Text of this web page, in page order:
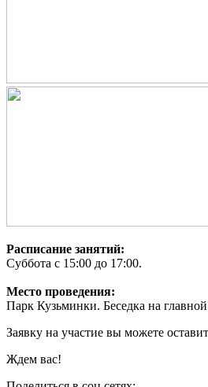
Расписание занятий:
Суббота с 15:00 до 17:00.
Место проведения:
Парк Кузьминки. Беседка на главной
Заявку на участие вы можете
Ждем вас!